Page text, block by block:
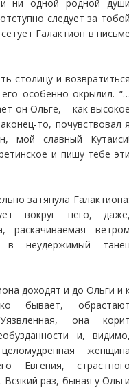
ни одной родной
следует за
Галактион в
столицу и
особенно окрылил.
он Ольге, – как
то, почувствовал
мой славный
и пишу тебе
затянула
вокруг него,
раскачиваемая
в неудержимый
доходят и до Ольги и
бывает,
она
и,
Евгения,
раз, бывая у